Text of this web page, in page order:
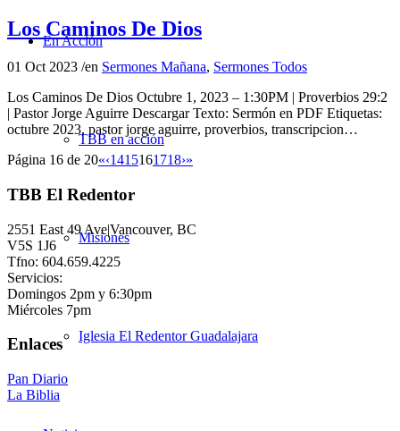
En Acción
TBB en acción
Misiones
Iglesia El Redentor Guadalajara
Los Caminos De Dios
01 Oct 2023 /en Sermones Mañana, Sermones Todos
Los Caminos De Dios Octubre 1, 2023 – 1:30PM | Proverbios 29:2
| Pastor Jorge Aguirre Descargar Texto: Sermón en PDF Etiquetas:
octubre 2023, pastor jorge aguirre, proverbios, transcripcion…
Página 16 de 20«‹1415161718›»
TBB El Redentor
2551 East 49 Ave|Vancouver, BC
V5S 1J6
Tfno: 604.659.4225
Servicios:
Domingos 2pm y 6:30pm
Miércoles 7pm
Enlaces
Pan Diario
La Biblia